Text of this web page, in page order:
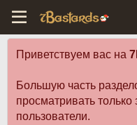
Приветствуем вас на
Большую часть
просматривать
пользователи.